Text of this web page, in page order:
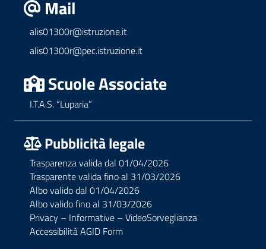
Mail
alis01300r@istruzione.it
alis01300r@pec.istruzione.it
Scuole Associate
I.T.A.S. “Luparia”
Pubblicità legale
Trasparenza valida dal 01/04/2026
Trasparente valida fino al 31/03/2026
Albo valido dal 01/04/2026
Albo valido fino al 31/03/2026
Privacy – Informative – VideoSorveglianza
Accessibilità AGID Form